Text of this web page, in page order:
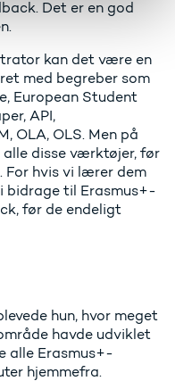
Det er en god
kan det være en
med begreber som
European Student
API,
OLA, OLS. Men på
disse værktøjer, før
For hvis vi lærer dem
bidrage til Erasmus+-
før de endeligt
hun, hvor meget
havde udviklet
alle Erasmus+-
hjemmefra.